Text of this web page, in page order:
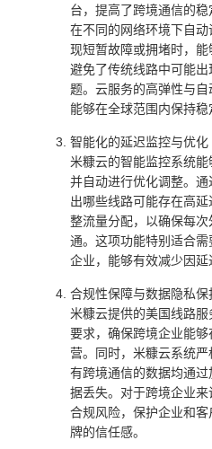
台，提高了跨境通信的
在不同的网络环境下自
现短暂故障或拥堵时，能
避免了传统线路中可能
题。云服务的高弹性与
能够在全球范围内保持稳
智能化的延迟监控与优化
米糠云的智能监控系统能
并自动进行优化调整。
出哪些线路可能存在高
整流量分配，以确保每
通。这项功能特别适合
企业，能够有效减少因延
合规性保障与数据隐私保
米糠云提供的美国线路
要求，确保跨境企业能
营。同时，米糠云系统
有跨境通信的数据均通
据丢失。对于跨境企业
合规风险，保护企业和
牌的信任感。